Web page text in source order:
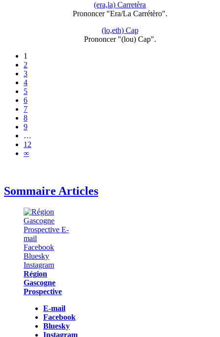
(era,la) Carretèra
Prononcer "Era/La Carrétèro".
(lo,eth) Cap
Prononcer "(lou) Cap".
1
2
3
4
5
6
7
8
9
…
12
∞
Sommaire Articles
Région
Gascogne
Prospective
E-mail
Facebook
Bluesky
Instagram